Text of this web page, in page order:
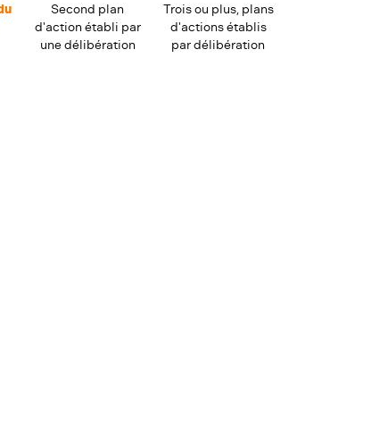
Second plan
d'action établi par
une délibération
Trois ou plus, plans
d'actions établis
par délibération